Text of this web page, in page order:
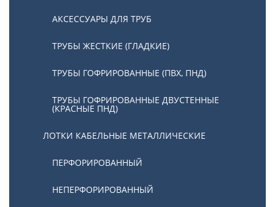
АКСЕССУАРЫ ДЛЯ ТРУБ
ТРУБЫ ЖЕСТКИЕ (ГЛАДКИЕ)
ТРУБЫ ГОФРИРОВАННЫЕ (ПВХ, ПНД)
ТРУБЫ ГОФРИРОВАННЫЕ ДВУСТЕННЫЕ
(КРАСНЫЕ ПНД)
ЛОТКИ КАБЕЛЬНЫЕ МЕТАЛЛИЧЕСКИЕ
ПЕРФОРИРОВАННЫЙ
НЕПЕРФОРИРОВАННЫЙ